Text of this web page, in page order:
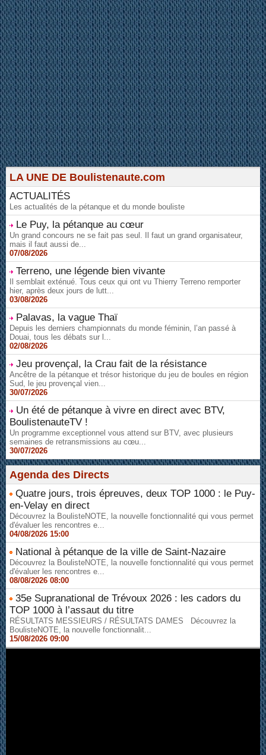
LA UNE DE Boulistenaute.com
ACTUALITÉS
Les actualités de la pétanque et du monde bouliste
Le Puy, la pétanque au cœur
Un grand concours ne se fait pas seul. Il faut un grand organisateur,
mais il faut aussi de...
07/08/2026
Terreno, une légende bien vivante
Il semblait exténué. Tous ceux qui ont vu Thierry Terreno remporter
hier, après deux jours de lutt...
03/08/2026
Palavas, la vague Thaï
Depuis les derniers championnats du monde féminin, l’an passé à
Douai, tous les débats sur l...
02/08/2026
Jeu provençal, la Crau fait de la résistance
Ancêtre de la pétanque et trésor historique du jeu de boules en région
Sud, le jeu provençal vien...
30/07/2026
Un été de pétanque à vivre en direct avec BTV,
BoulistenauteTV !
Un programme exceptionnel vous attend sur BTV, avec plusieurs
semaines de retransmissions au cœu...
30/07/2026
Agenda des Directs
Quatre jours, trois épreuves, deux TOP 1000 : le Puy-
en-Velay en direct
Découvrez la BoulisteNOTE, la nouvelle fonctionnalité qui vous permet
d'évaluer les rencontres e...
04/08/2026 15:00
National à pétanque de la ville de Saint-Nazaire
Découvrez la BoulisteNOTE, la nouvelle fonctionnalité qui vous permet
d'évaluer les rencontres e...
08/08/2026 08:00
35e Supranational de Trévoux 2026 : les cadors du
TOP 1000 à l’assaut du titre
RÉSULTATS MESSIEURS / RÉSULTATS DAMES Découvrez la
BoulisteNOTE, la nouvelle fonctionnalit...
15/08/2026 09:00